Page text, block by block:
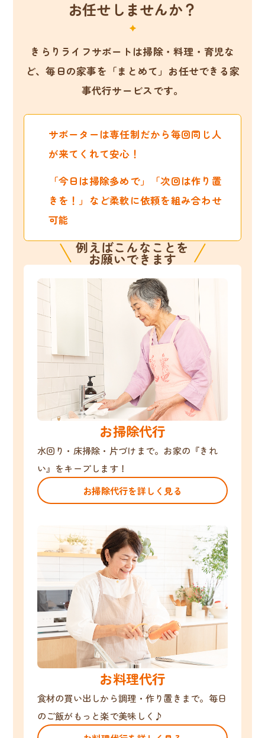
お任せしませんか？
きらりライフサポートは掃除・料理・育児な
ど、毎日の家事を「まとめて」お任せできる家
事代行サービスです。
サポーターは専任制だから毎回同じ人
が来てくれて安心！
「今日は掃除多めで」「次回は作り置
きを！」など柔軟に依頼を組み合わせ
可能
例えばこんなことを
お願いできます
お掃除代行
水回り・床掃除・片づけまで。お家の『きれ
い』をキープします！
お掃除代行を詳しく見る
お料理代行
食材の買い出しから調理・作り置きまで。毎日
のご飯がもっと楽で美味しく♪